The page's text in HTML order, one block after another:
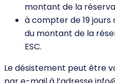
montant de la
à compter de 19 jours
du montant de la
ESC.
Le désistement peut être